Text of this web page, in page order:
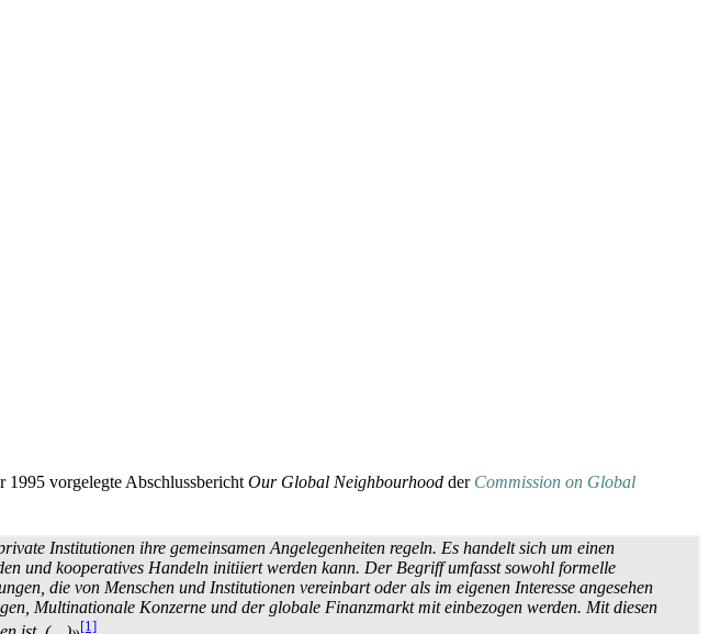
1995 vorgelegte AbschlussberichtOur Global Neighbourhood der Commission on Global
Institutionen ihre gemeinsamen Angelegenheiten regeln. Es handelt sich um einen
und kooperatives Handeln initiiert werden kann. Der Begriff umfasst sowohl formelle
die von Menschen und Institutionen vereinbart oder als im eigenen Interesse angesehen
Multinationale Konzerne und der globale Finanzmarkt mit einbezogen werden. Mit diesen
[1]